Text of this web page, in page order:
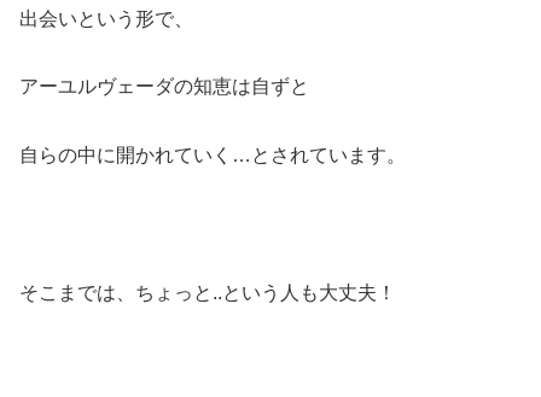
出会いという形で、
アーユルヴェーダの知恵は自ずと
自らの中に開かれていく…とされています。
そこまでは、ちょっと..という人も大丈夫！